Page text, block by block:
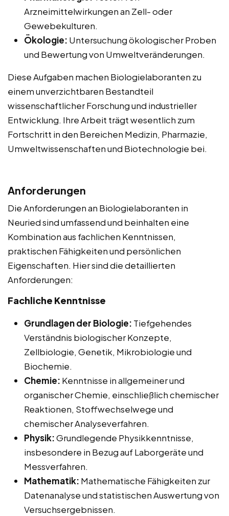
Arzneimittelwirkungen an Zell- oder
Gewebekulturen.
Ökologie: Untersuchung ökologischer Proben
und Bewertung von Umweltveränderungen.
Diese Aufgaben machen Biologielaboranten zu
einem unverzichtbaren Bestandteil
wissenschaftlicher Forschung und industrieller
Entwicklung. Ihre Arbeit trägt wesentlich zum
Fortschritt in den Bereichen Medizin, Pharmazie,
Umweltwissenschaften und Biotechnologie bei.
Anforderungen
Die Anforderungen an Biologielaboranten in
Neuried sind umfassend und beinhalten eine
Kombination aus fachlichen Kenntnissen,
praktischen Fähigkeiten und persönlichen
Eigenschaften. Hier sind die detaillierten
Anforderungen:
Fachliche Kenntnisse
Grundlagen der Biologie: Tiefgehendes
Verständnis biologischer Konzepte,
Zellbiologie, Genetik, Mikrobiologie und
Biochemie.
Chemie: Kenntnisse in allgemeiner und
organischer Chemie, einschließlich chemischer
Reaktionen, Stoffwechselwege und
chemischer Analyseverfahren.
Physik:Grundlegende Physikkenntnisse,
insbesondere in Bezug auf Laborgeräte und
Messverfahren.
Mathematik: Mathematische Fähigkeiten zur
Datenanalyse und statistischen Auswertung von
Versuchsergebnissen.